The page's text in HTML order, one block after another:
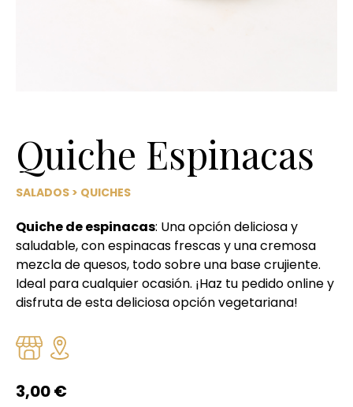
Quiche Espinacas
SALADOS > QUICHES
Quiche de espinacas: Una opción deliciosa y
saludable, con espinacas frescas y una cremosa
mezcla de quesos, todo sobre una base crujiente.
Ideal para cualquier ocasión. ¡Haz tu pedido online y
disfruta de esta deliciosa opción vegetariana!
3,00€